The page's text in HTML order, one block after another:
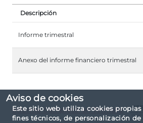
Aviso de cookies
Este sitio web utiliza cookies propias
fines técnicos, de personalización
Descripción
Informe trimestral
Anexo del informe financiero trimestral
Informe completo en formato